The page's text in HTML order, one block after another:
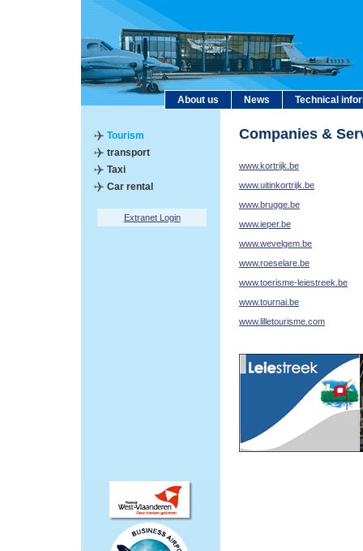
About us News Technical
Tourism
transport
Taxi
Car rental
Extranet Login
Companies &
www.kortrijk.be
www.uitinkortrijk.be
www.brugge.be
www.ieper.be
www.wevelgem.be
www.roeselare.be
www.toerisme-leiestreek.be
www.tournai.be
www.lilletourisme.com